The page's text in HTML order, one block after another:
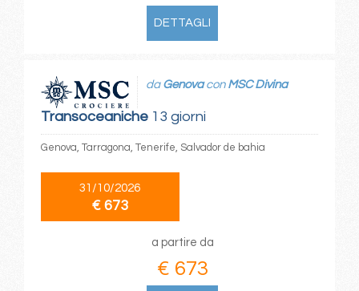
DETTAGLI
Transoceaniche13 giorni
da Genovacon MSC Divina
Genova, Tarragona, Tenerife, Salvador de bahia
31/10/2026
€ 673
a partire da
€ 673